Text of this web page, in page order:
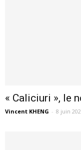
« Caliciuri », le
Vincent KHENG - 8 juin